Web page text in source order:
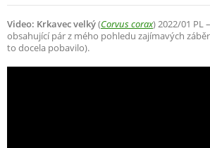
Video: Krkavec velký(Corvus corax) 2022/01 PL
obsahující pár z mého pohledu zajímavých
to docela pobavilo).